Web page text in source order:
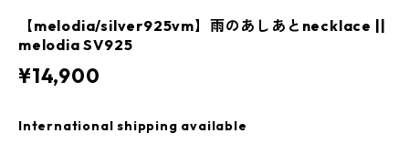
【melodia/silver925vm】雨のあしあとnecklace ||
melodia SV925
¥14,900
International shipping available